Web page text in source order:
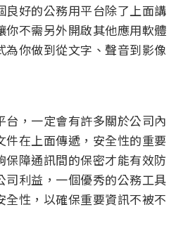
良好的公務用平台除了上面講
你不需另外開啟其他應用軟體
為你做到從文字、聲音到影像
台，一定會有許多關於公司內
件在上面傳遞，安全性的重要
保障通訊間的保密才能有效防
司利益，一個優秀的公務工具
性，以確保重要資訊不被不